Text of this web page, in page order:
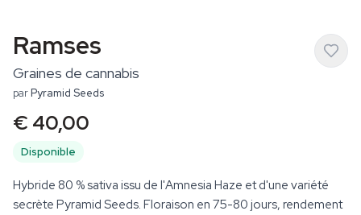
Ramses
Graines de cannabis
parPyramid Seeds
€ 40,00
Disponible
Hybride 80 % sativa issu de l'Amnesia Haze et d'une variété
secrète Pyramid Seeds. Floraison en 75-80 jours, rendement